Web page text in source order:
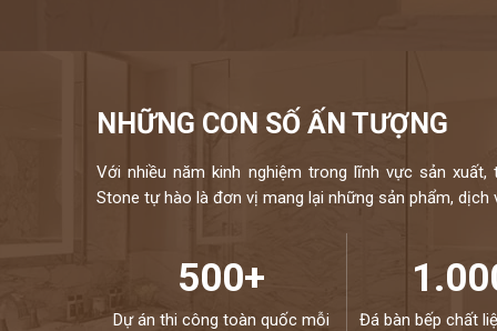
NHỮNG CON SỐ ẤN TƯỢNG
Với nhiều năm kinh nghiệm trong lĩnh vực sản
Stone tự hào là đơn vị mang lại những sản phẩm,
500+
Dự án thi công toàn quốc mỗi
Đá bàn bếp chất